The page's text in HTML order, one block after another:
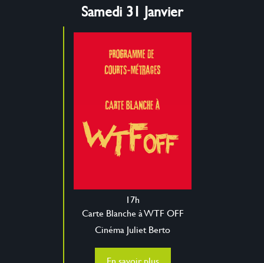
Samedi 31 Janvier
17h
Carte Blanche à WTF OFF
Cinéma Juliet Berto
En savoir plus